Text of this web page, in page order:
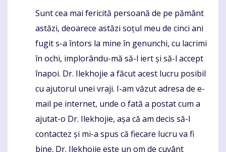
Komentaras
Sunt cea mai fericită persoană de pe pământ
astăzi, deoarece astăzi soțul meu de cinci ani
fugit s-a întors la mine în genunchi, cu lacrimi
în ochi, implorându-mă să-l iert și să-l accept
înapoi. Dr. Ilekhojie a făcut acest lucru posibil
cu ajutorul unei vraji. I-am văzut adresa de e-
mail pe internet, unde o fată a postat cum a
ajutat-o Dr. Ilekhojie, așa că am decis să-l
contactez și mi-a spus că fiecare lucru va fi
bine. Dr. Ilekhojie este un om de cuvânt